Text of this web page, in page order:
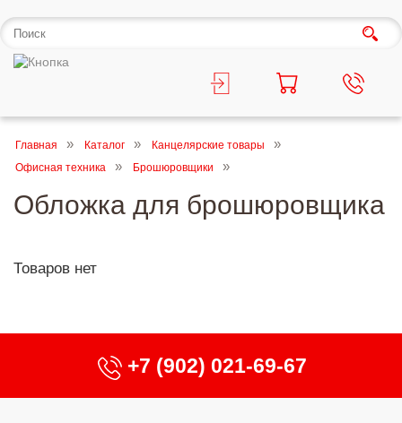
Главная Каталог
Канцелярские товары
Офисная техника
Брошюровщики
Обложка для брошюровщика
Товаров нет
+7 (902) 021-69-67